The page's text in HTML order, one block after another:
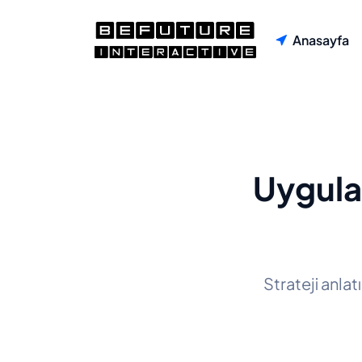
Anasayfa
Strateji